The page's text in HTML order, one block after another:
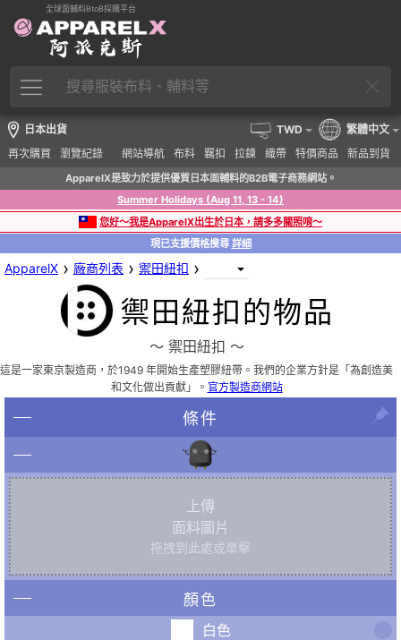
全球面輔料BtoB採購平台
日本出貨
再次購買
瀏覽紀錄 網站導航 布料 羈扣 拉鍊 織帶 特價商品 新品到貨
TWD 繁體中文
ApparelX是致力於提供優質日本面輔料的B2B電子商務網站。
Summer Holidays (Aug 11, 13 - 14)
您好～我是ApparelX出生於日本，請多多關照唷～
現已支援價格搜尋 詳細
ApparelX › 廠商列表 › 禦田紐扣 ›
禦田紐扣的物品
〜 禦田紐扣 〜
這是一家東京製造商，於1949 年開始生產塑膠紐帶。我們的企業方針是「為創造美
和文化做出貢獻」。 官方製造商網站
條件
上傳
面料圖片
拖拽到此處或單擊
顏色
白色